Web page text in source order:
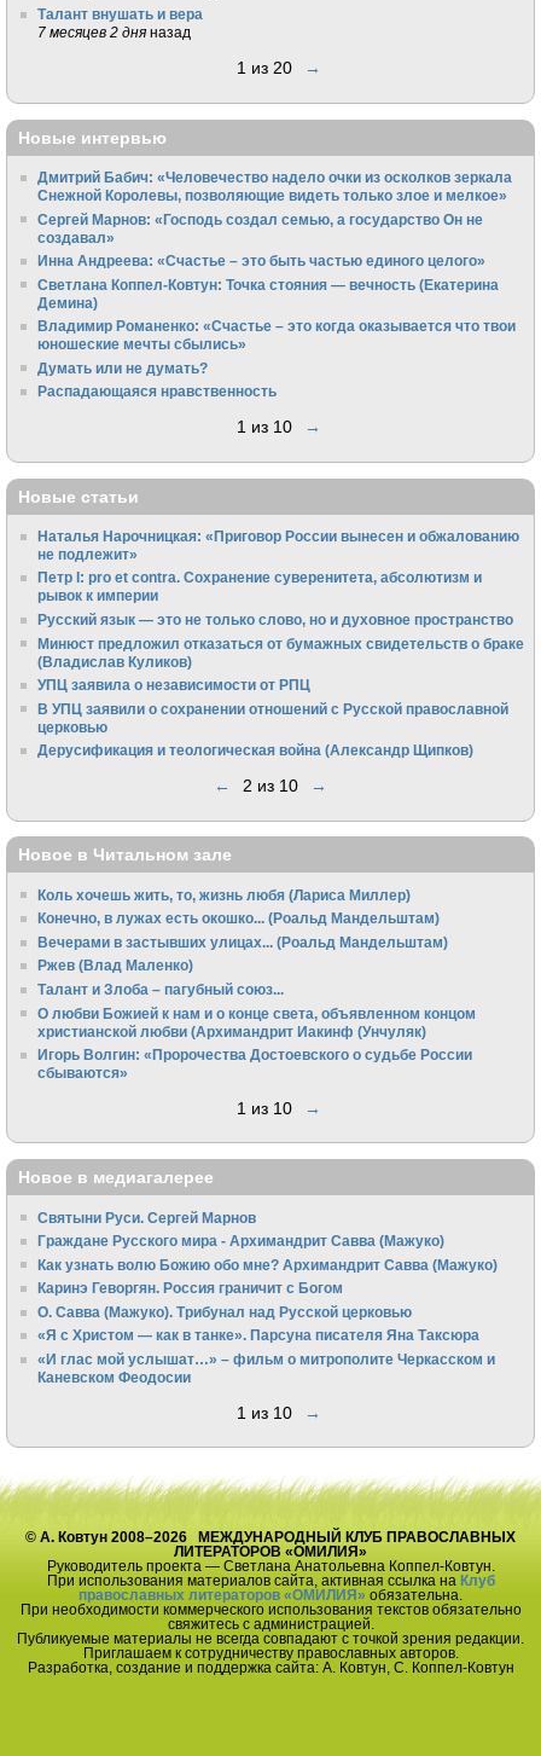
Талант внушать и вера
7 месяцев 2 дня назад
1 из 20 →
Новые интервью
Дмитрий Бабич: «Человечество надело очки из осколков зеркала
Снежной Королевы, позволяющие видеть только злое и мелкое»
Сергей Марнов: «Господь создал семью, а государство Он не
создавал»
Инна Андреева: «Счастье – это быть частью единого целого»
Светлана Коппел-Ковтун: Точка стояния — вечность (Екатерина
Демина)
Владимир Романенко: «Счастье – это когда оказывается что твои
юношеские мечты сбылись»
Думать или не думать?
Распадающаяся нравственность
1 из 10 →
Новые статьи
Наталья Нарочницкая: «Приговор России вынесен и обжалованию
не подлежит»
Петр I: pro et contra. Сохранение суверенитета, абсолютизм и
рывок к империи
Русский язык — это не только слово, но и духовное пространство
Минюст предложил отказаться от бумажных свидетельств о браке
(Владислав Куликов)
УПЦ заявила о независимости от РПЦ
В УПЦ заявили о сохранении отношений с Русской православной
церковью
Дерусификация и теологическая война (Александр Щипков)
← 2 из 10 →
Новое в Читальном зале
Коль хочешь жить, то, жизнь любя (Лариса Миллер)
Конечно, в лужах есть окошко... (Роальд Мандельштам)
Вечерами в застывших улицах... (Роальд Мандельштам)
Ржев (Влад Маленко)
Талант и Злоба – пагубный союз...
О любви Божией к нам и о конце света, объявленном концом
христианской любви (Архимандрит Иакинф (Унчуляк)
Игорь Волгин: «Пророчества Достоевского о судьбе России
сбываются»
1 из 10 →
Новое в медиагалерее
Святыни Руси. Сергей Марнов
Граждане Русского мира - Архимандрит Савва (Мажуко)
Как узнать волю Божию обо мне? Архимандрит Савва (Мажуко)
Каринэ Геворгян. Россия граничит с Богом
О. Савва (Мажуко). Трибунал над Русской церковью
«Я с Христом — как в танке». Парсуна писателя Яна Таксюра
«И глас мой услышат…» – фильм о митрополите Черкасском и
Каневском Феодосии
1 из 10 →
© А. Ковтун 2008–2026 МЕЖДУНАРОДНЫЙ КЛУБ ПРАВОСЛАВНЫХ
ЛИТЕРАТОРОВ «ОМИЛИЯ»
Руководитель проекта — Светлана Анатольевна Коппел-Ковтун.
При использования материалов сайта, активная ссылка на Клуб
православных литераторов «ОМИЛИЯ» обязательна.
При необходимости коммерческого использования текстов обязательно
свяжитесь с администрацией.
Публикуемые материалы не всегда совпадают с точкой зрения редакции.
Приглашаем к сотрудничеству православных авторов.
Разработка, создание и поддержка сайта: А. Ковтун, С. Коппел-Ковтун